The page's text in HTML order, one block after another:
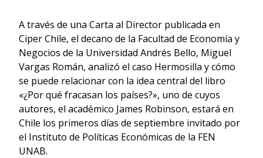
A través de una Carta al Director publicada en
Ciper Chile, el decano de la Facultad de Economía y
Negocios de la Universidad Andrés Bello, Miguel
Vargas Román, analizó el caso Hermosilla y cómo
se puede relacionar con la idea central del libro
«¿Por qué fracasan los países?», uno de cuyos
autores, el académico James Robinson, estará en
Chile los primeros días de septiembre invitado por
el Instituto de Políticas Económicas de la FEN
UNAB.